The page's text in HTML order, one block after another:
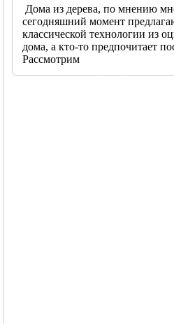
Дома из дерева, по мнению
сегодняшний момент
классической технологии из
дома, а кто-то предпочитает
Рассмотрим